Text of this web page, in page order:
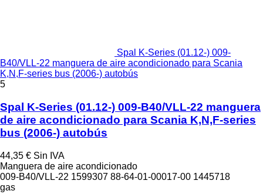
Spal K-Series (01.12-) 009-
B40/VLL-22 manguera de aire acondicionado para Scania
K,N,F-series bus (2006-) autobús
5
Spal K-Series (01.12-) 009-B40/VLL-22 manguera
de aire acondicionado para Scania K,N,F-series
bus (2006-) autobús
44,35 € Sin IVA
Manguera de aire acondicionado
009-B40/VLL-22 1599307 88-64-01-00017-00 1445718
gas